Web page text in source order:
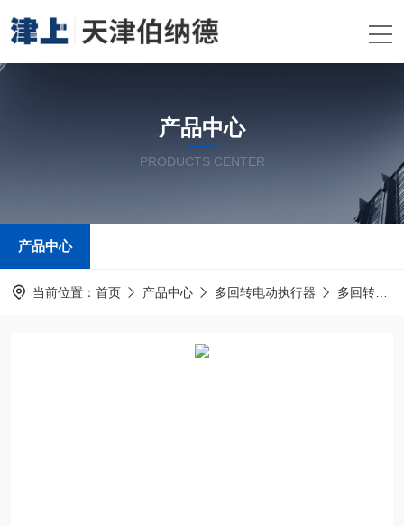
产品中心
PRODUCTS CENTER
产品中心
当前位置： 首页 产品中心 多回转电动执行器 多回转